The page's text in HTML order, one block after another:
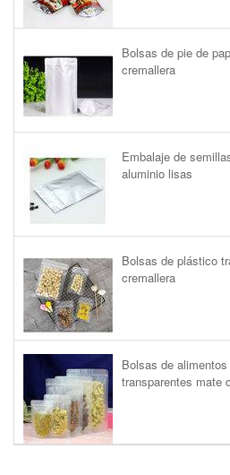
Bolsas de pie de
cremallera
Embalaje de
aluminio lisas
Bolsas de plástico
cremallera
Bolsas de
transparentes mate